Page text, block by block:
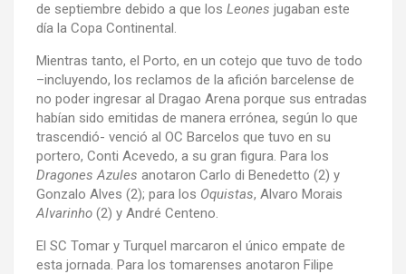
de septiembre debido a que los Leones jugaban este
día la Copa Continental.
Mientras tanto, el Porto, en un cotejo que tuvo de todo
–incluyendo, los reclamos de la afición barcelense de
no poder ingresar al Dragao Arena porque sus entradas
habían sido emitidas de manera errónea, según lo que
trascendió- venció al OC Barcelos que tuvo en su
portero, Conti Acevedo, a su gran figura. Para los
Dragones Azules anotaron Carlo di Benedetto (2) y
Gonzalo Alves (2); para los Oquistas, Alvaro Morais
Alvarinho (2) y André Centeno.
El SC Tomar y Turquel marcaron el único empate de
esta jornada. Para los tomarenses anotaron Filipe